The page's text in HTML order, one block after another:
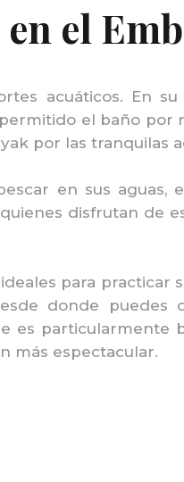
el
acuáticos. En
el baño por
por las tranquilas
en sus aguas,
disfrutan de
para practicar
donde puedes
es particularmente
más espectacular.